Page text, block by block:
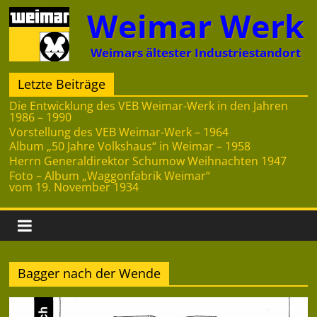
Zum
Inhalt
springen
Weimar Werk
Weimars ältester Industriestandort
Letzte Beiträge
Die Entwicklung des VEB Weimar-Werk in den Jahren
1986 – 1990
Vorstellung des VEB Weimar-Werk – 1964
Album „50 Jahre Volkshaus“ in Weimar – 1958
Herrn Generaldirektor Schumow Weihnachten 1947
Foto – Album „Waggonfabrik Weimar“
vom 19. November 1934
Bagger nach der Wende